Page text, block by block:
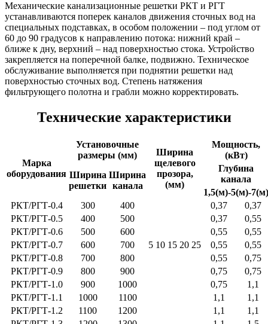
Механические канализационные решетки РКТ и РГТ
устанавливаются поперек каналов движения сточных вод на
специальных подставках, в особом положении – под углом от
60 до 90 градусов к направлению потока: нижний край –
ближе к дну, верхний – над поверхностью стока. Устройство
закрепляется на поперечной балке, подвижно. Техническое
обслуживание выполняется при поднятии решетки над
поверхностью сточных вод. Степень натяжения
фильтрующего полотна и грабли можно корректировать.
Технические характеристики
Марка
оборудования
Установочные
размеры (мм)
Ширина
щелевого
прозора,
(мм)
Мощность,
(кВт)
Ширина
решетки
Ширина
канала
Глубина
канала
1,5(м)-5(м)-7(м)
РКТ/РГТ-0.4
300 400 0,37
0,37
РКТ/РГТ-0.5
400 500 0,37
0,55
РКТ/РГТ-0.6
500 600 0,55
0,55
РКТ/РГТ-0.7
600 700 5 10 15 20 25 0,55
0,55
РКТ/РГТ-0.8
700 800 0,55
0,75
РКТ/РГТ-0.9
800 900 0,75
0,75
РКТ/РГТ-1.0
900 1000 0,75
1,1
РКТ/РГТ-1.1
1000 1100 1,1
1,1
РКТ/РГТ-1.2
1100 1200 1,1
1,1